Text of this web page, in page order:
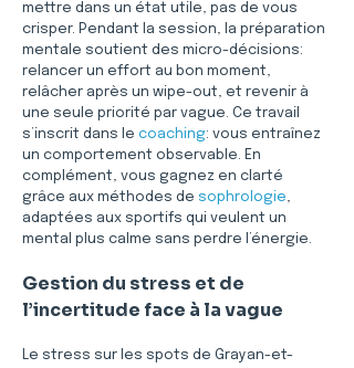
mettre dans un état utile, pas de vous
crisper. Pendant la session, la préparation
mentale soutient des micro-décisions:
relancer un effort au bon moment,
relâcher après un wipe-out, et revenir à
une seule priorité par vague. Ce travail
s’inscrit dans le coaching: vous entraînez
un comportement observable. En
complément, vous gagnez en clarté
grâce aux méthodes de sophrologie,
adaptées aux sportifs qui veulent un
mental plus calme sans perdre l’énergie.
Gestion du stress et de
l’incertitude face à la vague
Le stress sur les spots de Grayan-et-